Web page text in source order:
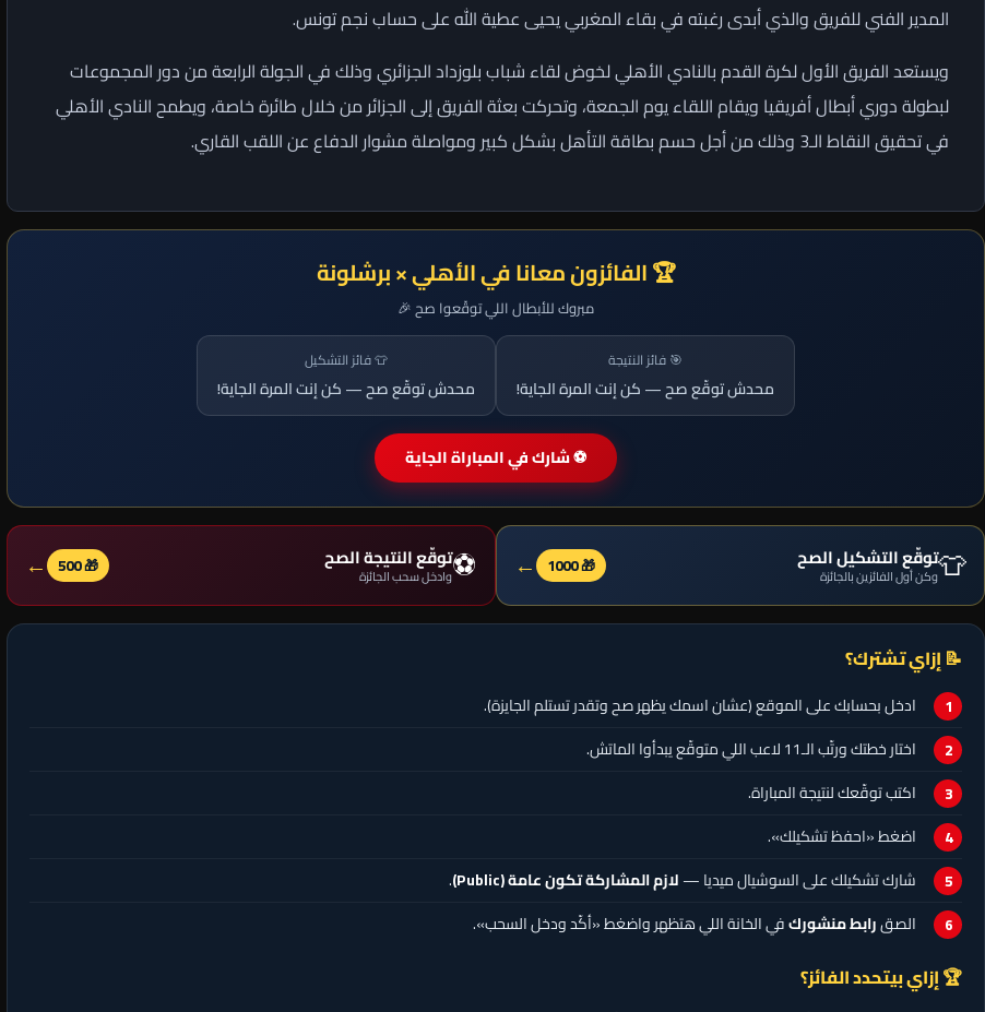
المدير الفني للفريق والذي أبدى رغبته في بقاء المغربي يحيى عطية الله على حساب نجم تونس.
ويستعد الفريق الأول لكرة القدم بالنادي الأهلي لخوض لقاء شباب بلوزداد الجزائري وذلك في الجولة الرابعة من دور المجموعات
لبطولة دوري أبطال أفريقيا ويقام اللقاء يوم الجمعة، وتحركت بعثة الفريق إلى الجزائر من خلال طائرة خاصة، ويطمح النادي الأهلي
في تحقيق النقاط الـ3 وذلك من أجل حسم بطاقة التأهل بشكل كبير ومواصلة مشوار الدفاع عن اللقب القاري.
🏆 الفائزون معانا في الأهلي × برشلونة
مبروك للأبطال اللي توقّعوا صح 🎉
🎯 فائز النتيجة
محدش توقّع صح — كن إنت المرة الجاية!
👕 فائز التشكيل
محدش توقّع صح — كن إنت المرة الجاية!
⚽ شارك في المباراة الجاية
👕توقّع التشكيل الصح
وكن أول الفائزين بالجائزة 🎁 1000
←
⚽توقّع النتيجة الصح
وادخل سحب الجائزة 🎁 500
←
📝 إزاي تشترك؟
ادخل بحسابك على الموقع (عشان اسمك يظهر صح وتقدر تستلم الجايزة).
اختار خطتك ورتّب الـ11 لاعب اللي متوقّع يبدأوا الماتش.
اكتب توقّعك لنتيجة المباراة.
اضغط «احفظ تشكيلك».
شارك تشكيلك على السوشيال ميديا —لازم المشاركة تكون عامة (Public)
.
الصقرابط منشوركفي الخانة اللي هتظهر واضغط «أكّد ودخل السحب».
🏆 إزاي بيتحدد الفائز؟